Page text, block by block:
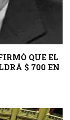
QUE EL
$ 700 EN